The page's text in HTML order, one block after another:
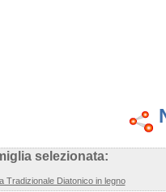
selezionata:
Tradizionale Diatonico in legno